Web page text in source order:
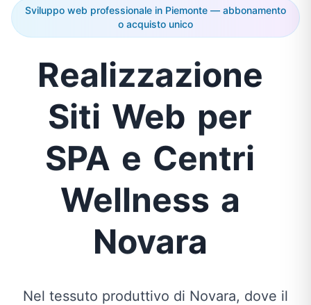
Sviluppo web professionale in Piemonte — abbonamento
o acquisto unico
Realizzazione
Siti Web per
SPA e Centri
Wellness a
Novara
Nel tessuto produttivo di Novara, dove il